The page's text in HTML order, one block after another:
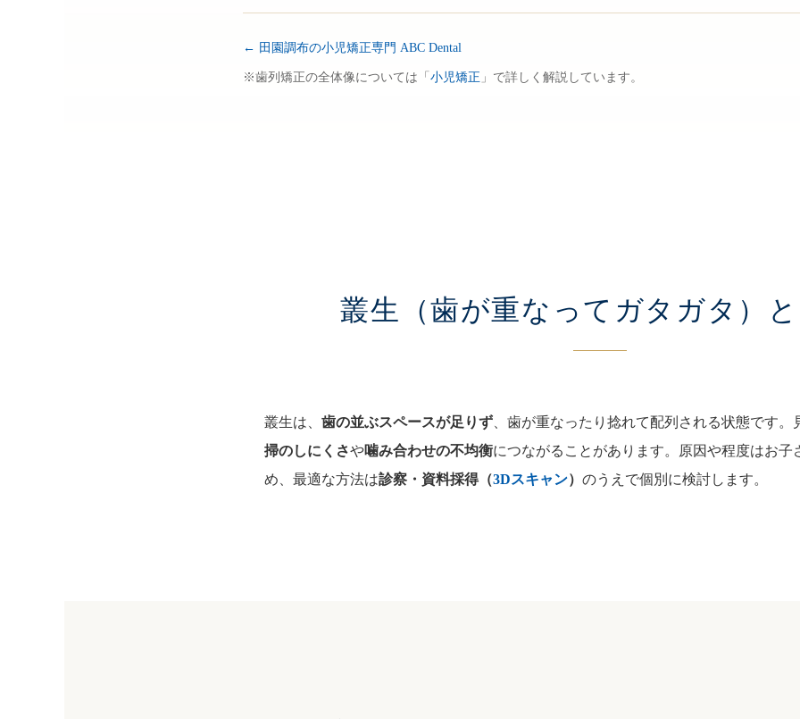
田園調布の小児矯正専門 ABC Dental
※歯列矯正の全体像については「 小児矯正 」で詳しく解説しています。
叢生（歯が重なって ガタガタ）
叢生は、 歯の並ぶスペースが足りず 、歯が重なったり捻れて配列される状態です
掃のしにくさや噛み合わせの不均衡につながることがあります。原因や程度はお子
め、最適な方法は診察・資料採得（3Dスキャン） のうえで個別に検討します。